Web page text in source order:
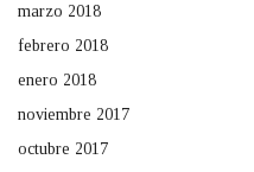
marzo 2018
febrero 2018
enero 2018
noviembre 2017
octubre 2017